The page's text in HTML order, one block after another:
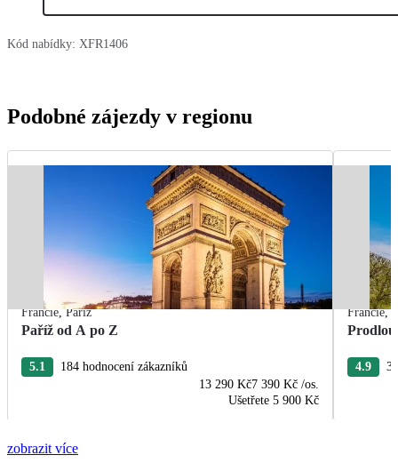
Kód nabídky: XFR1406
Podobné zájezdy v regionu
Francie ,Paříž
Paříž od A po Z
5.1
184 hodnocení zákazníků
13 290 Kč7 390 Kč /os.
Ušetřete 5 900 Kč
Francie,
4.9
zobrazit více